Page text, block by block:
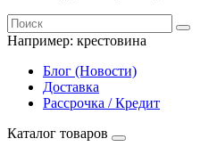
Например: крестовина
Блог (Новости)
Доставка
Рассрочка / Кредит
Каталог товаров